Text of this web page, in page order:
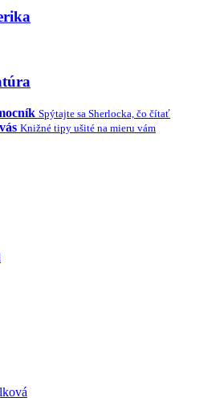
Spýtajte sa Sherlocka, čo čítať
Knižné tipy ušité na mieru vám